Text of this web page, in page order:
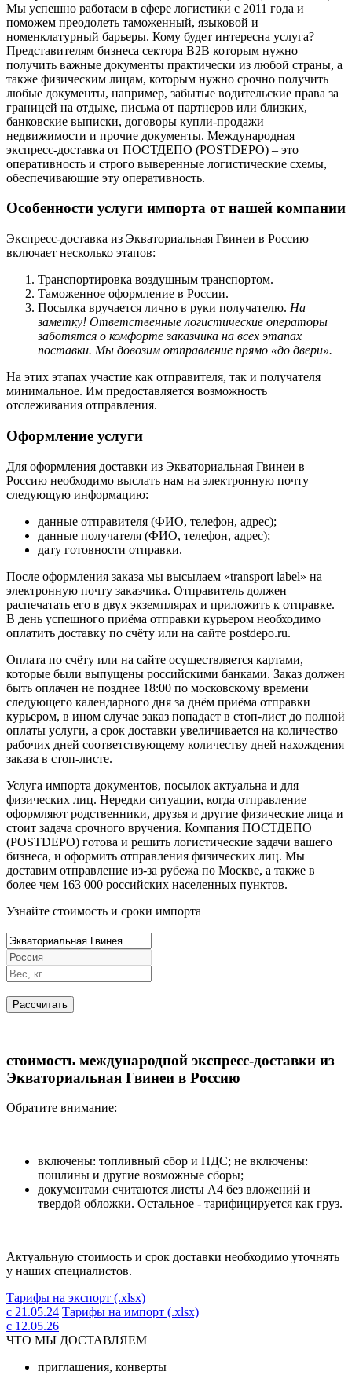
Мы успешно работаем в сфере логистики с 2011 года и
поможем преодолеть таможенный, языковой и
номенклатурный барьеры. Кому будет интересна услуга?
Представителям бизнеса сектора В2В которым нужно
получить важные документы практически из любой страны, а
также физическим лицам, которым нужно срочно получить
любые документы, например, забытые водительские права за
границей на отдыхе, письма от партнеров или близких,
банковские выписки, договоры купли-продажи
недвижимости и прочие документы. Международная
экспресс-доставка от ПОСТДЕПО (POSTDEPO) – это
оперативность и строго выверенные логистические схемы,
обеспечивающие эту оперативность.
Особенности услуги импорта от нашей компании
Экспресс-доставка из Экваториальная Гвинеи в Россию
включает несколько этапов:
Транспортировка воздушным транспортом.
Таможенное оформление в России.
Посылка вручается лично в руки получателю. На
заметку! Ответственные логистические операторы
заботятся о комфорте заказчика на всех этапах
поставки. Мы довозим отправление прямо «до двери».
На этих этапах участие как отправителя, так и получателя
минимальное. Им предоставляется возможность
отслеживания отправления.
Оформление услуги
Для оформления доставки из Экваториальная Гвинеи в
Россию необходимо выслать нам на электронную почту
следующую информацию:
данные отправителя (ФИО, телефон, адрес);
данные получателя (ФИО, телефон, адрес);
дату готовности отправки.
После оформления заказа мы высылаем «transport label» на
электронную почту заказчика. Отправитель должен
распечатать его в двух экземплярах и приложить к отправке.
В день успешного приёма отправки курьером необходимо
оплатить доставку по счёту или на сайте postdepo.ru.
Оплата по счёту или на сайте осуществляется картами,
которые были выпущены российскими банками. Заказ должен
быть оплачен не позднее 18:00 по московскому времени
следующего календарного дня за днём приёма отправки
курьером, в ином случае заказ попадает в стоп-лист до полной
оплаты услуги, а срок доставки увеличивается на количество
рабочих дней соответствующему количеству дней нахождения
заказа в стоп-листе.
Услуга импорта документов, посылок актуальна и для
физических лиц. Нередки ситуации, когда отправление
оформляют родственники, друзья и другие физические лица и
стоит задача срочного вручения. Компания ПОСТДЕПО
(POSTDEPO) готова и решить логистические задачи вашего
бизнеса, и оформить отправления физических лиц. Мы
доставим отправление из-за рубежа по Москве, а также в
более чем 163 000 российских населенных пунктов.
Узнайте стоимость и сроки импорта
стоимость международной экспресс-доставки из
Экваториальная Гвинеи в Россию
Обратите внимание:
включены: топливный сбор и НДС; не включены:
пошлины и другие возможные сборы;
документами считаются листы А4 без вложений и
твердой обложки. Остальное - тарифицируется как груз.
Актуальную стоимость и срок доставки необходимо уточнять
у наших специалистов.
Тарифы на экспорт (.xlsx)
с 21.05.24 Тарифы на импорт (.xlsx)
с 12.05.26
ЧТО МЫ ДОСТАВЛЯЕМ
приглашения, конверты